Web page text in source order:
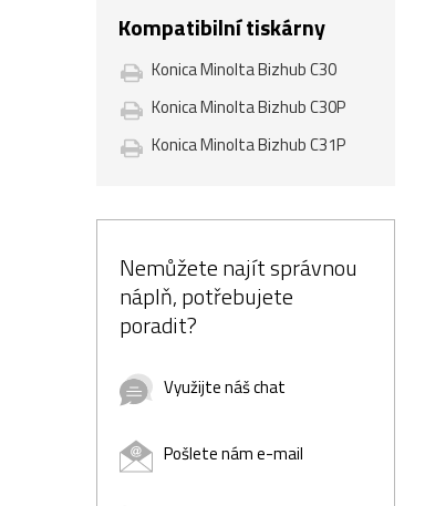
Kompatibilní tiskárny
Konica Minolta Bizhub C30
Konica Minolta Bizhub C30P
Konica Minolta Bizhub C31P
Nemůžete najít správnou
náplň, potřebujete
poradit?
Využijte náš chat
Pošlete nám e-mail